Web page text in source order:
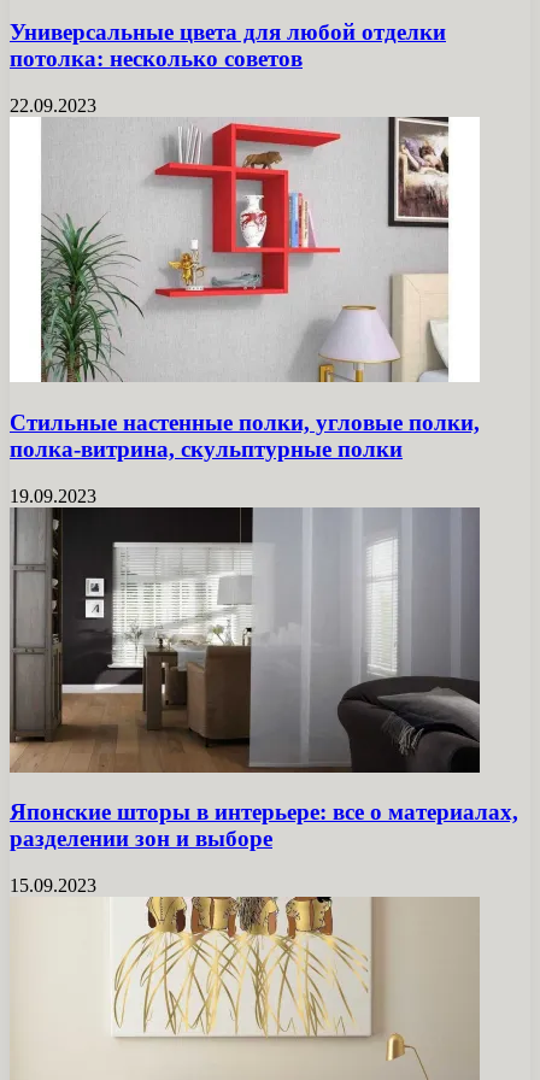
Универсальные цвета для любой отделки
потолка: несколько советов
22.09.2023
Стильные настенные полки, угловые полки,
полка-витрина, скульптурные полки
19.09.2023
Японские шторы в интерьере: все о материалах,
разделении зон и выборе
15.09.2023